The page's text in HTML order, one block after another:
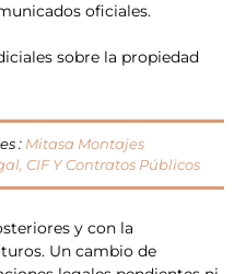
oficiales.
sobre la propiedad
: Mitasa Montajes
CIF Y Contratos Públicos
y con la
Un cambio de